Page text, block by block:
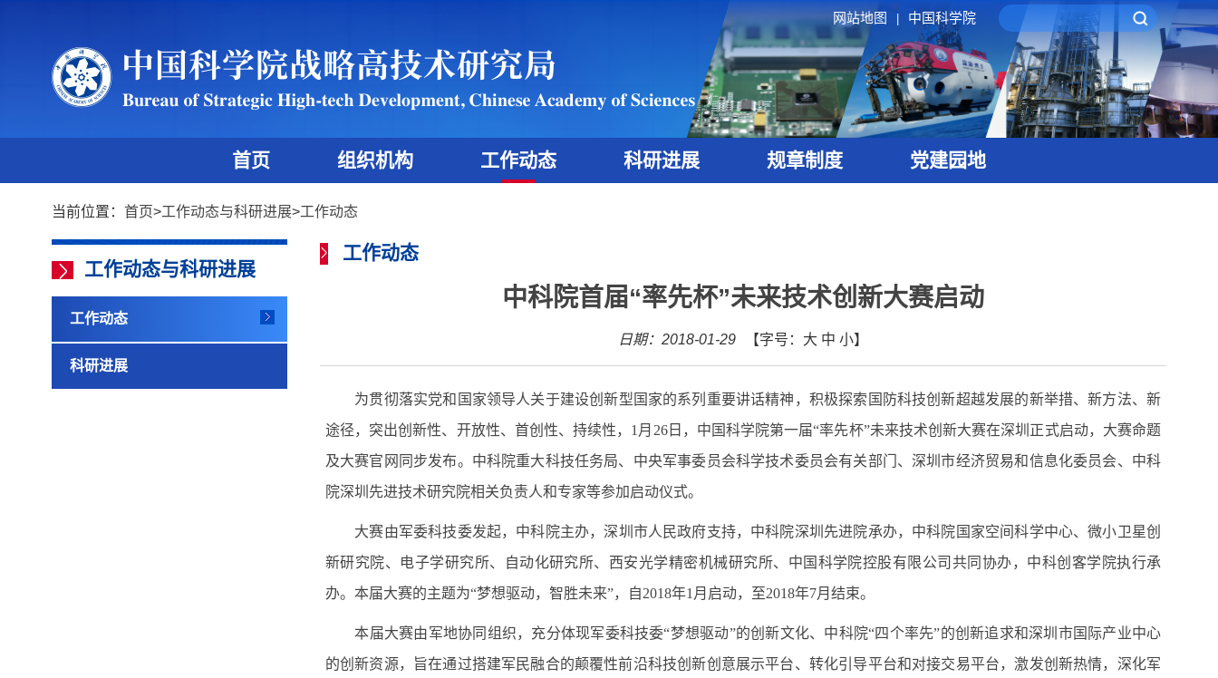
网站地图 中国科学院
首页 组织机构 工作动态 科研进展 规章制度 党建园地
当前位置： 首页>工作动态与科研进展>工作动态
工作动态与科研进展
工作动态
科研进展
工作动态
中科院首届“率先杯”未来技术创新大赛启动
日期：2018-01-29 【字号： 大 中 小】
为贯彻落实党和国家领导人关于建设创新型国家的系列重要讲话精神，积极探索国防科技创新超越发展的新举措、新方法、新
途径，突出创新性、开放性、首创性、持续性， 1 月 26日，中国科学院第一届“率先杯”未来技术创新大赛在深圳正式启动，大赛命题
及大赛官网同步发布。中科院重大科技任务局、中央军事委员会科学技术委员会有关部门、深圳市经济贸易和信息化委员会、中科
院深圳先进技术研究院相关负责人和专家等参加启动仪式。
大赛由军委科技委发起，中科院主办，深圳市人民政府支持，中科院深圳先进院承办，中科院国家空间科学中心、微小卫星创
新研究院、电子学研究所、自动化研究所、西安光学精密机械研究所、中国科学院控股有限公司共同协办，中科创客学院执行承
办。本届大赛的主题为“梦想驱动，智胜未来”，自2018年1 月启动，至2018年7月结束。
本届大赛由军地协同组织，充分体现军委科技委“梦想驱动”的创新文化、中科院“四个率先”的创新追求和深圳市国际产业中心
的创新资源，旨在通过搭建军民融合的颠覆性前沿科技创新创意展示平台、转化引导平台和对接交易平台，激发创新热情，深化军